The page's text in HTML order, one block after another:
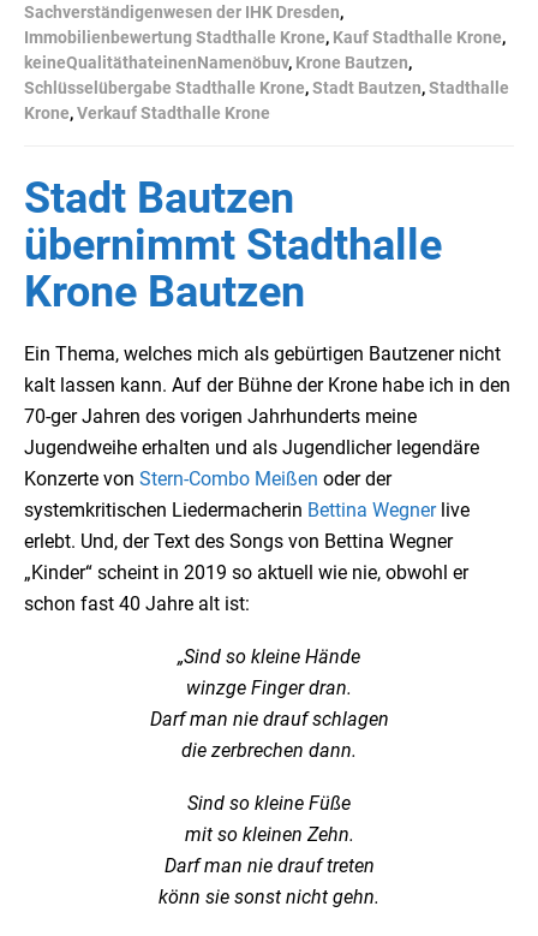
Sachverständigenwesen der IHK Dresden,
Immobilienbewertung Stadthalle Krone, Kauf Stadthalle Krone,
keineQualitäthateinenNamenöbuv, Krone Bautzen,
Schlüsselübergabe Stadthalle Krone,Stadt Bautzen,Stadthalle
Krone,Verkauf Stadthalle Krone
Stadt Bautzen
übernimmt Stadthalle
Krone Bautzen
Ein Thema, welches mich als gebürtigen Bautzener nicht
kalt lassen kann. Auf der Bühne der Krone habe ich in den
70-ger Jahren des vorigen Jahrhunderts meine
Jugendweihe erhalten und als Jugendlicher legendäre
Konzerte von Stern-Combo Meißen oder der
systemkritischen Liedermacherin Bettina Wegnerlive
erlebt. Und, der Text des Songs von Bettina Wegner
„Kinder“ scheint in 2019 so aktuell wie nie, obwohl er
schon fast 40 Jahre alt ist:
„Sind so kleine Hände
winzge Finger dran.
Darf man nie drauf schlagen
die zerbrechen dann.
Sind so kleine Füße
mit so kleinen Zehn.
Darf man nie drauf treten
könn sie sonst nicht gehn.